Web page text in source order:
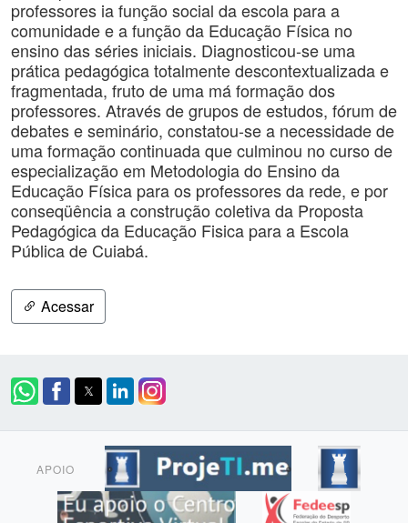
professores ia função social da escola para a
comunidade e a função da Educação Física no
ensino das séries iniciais. Diagnosticou-se uma
prática pedagógica totalmente descontextualizada e
fragmentada, fruto de uma má formação dos
professores. Através de grupos de estudos, fórum de
debates e seminário, constatou-se a necessidade de
uma formação continuada que culminou no curso de
especialização em Metodologia do Ensino da
Educação Física para os professores da rede, e por
conseqüência a construção coletiva da Proposta
Pedagógica da Educação Fisica para a Escola
Pública de Cuiabá.
Acessar
APOIO